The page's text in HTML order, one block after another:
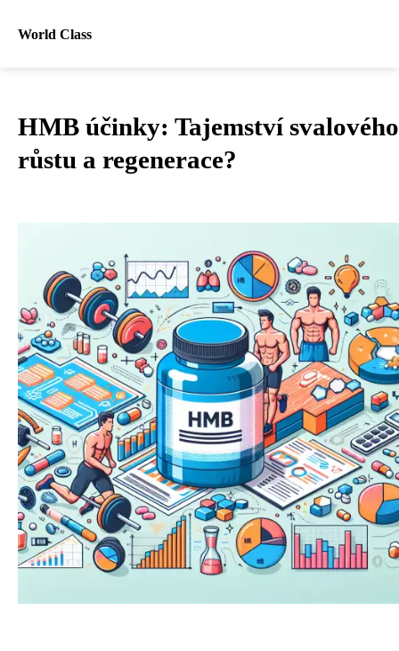
World Class
HMB účinky: Tajemství svalového
růstu a regenerace?